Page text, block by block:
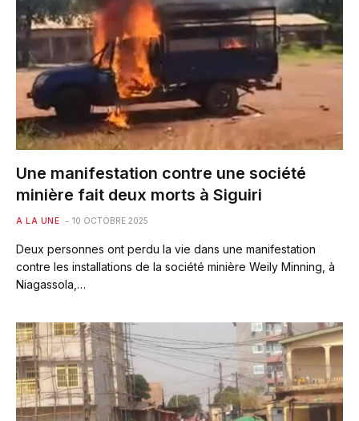
Une manifestation contre une société
minière fait deux morts à Siguiri
A LA UNE 10 OCTOBRE 2025
Deux personnes ont perdu la vie dans une manifestation
contre les installations de la société minière Weily Minning, à
Niagassola,…